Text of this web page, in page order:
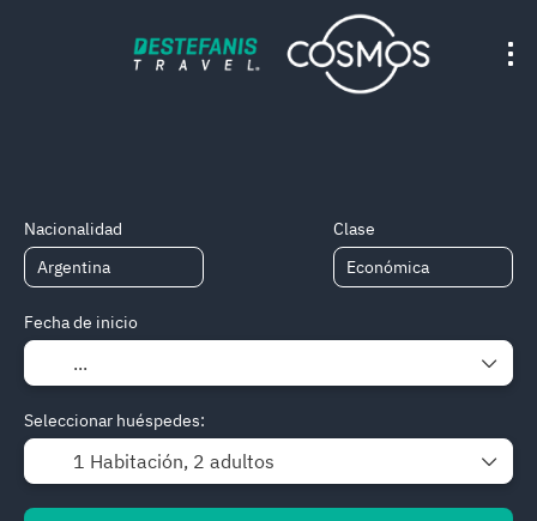
Nacionalidad Clase
Fecha de inicio
Seleccionar huéspedes:
1 Habitación, 2 adultos